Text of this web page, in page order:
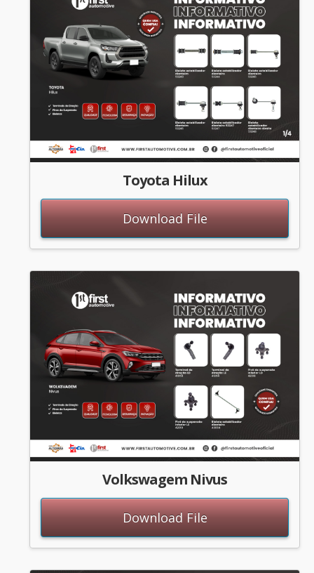
Toyota Hilux
Download File
Volkswagem Nivus
Download File